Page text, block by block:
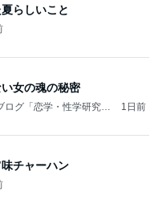
らしいこと
女の魂の秘密
ログ「恋学・性学研究
1日前
チャーハン